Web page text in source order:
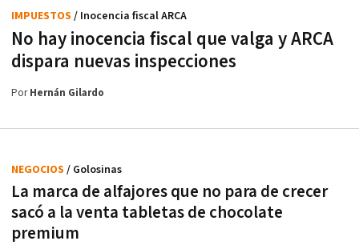
No hay inocencia fiscal que valga y ARCA
dispara nuevas inspecciones
IMPUESTOS / Inocencia fiscal ARCA
PorHernán Gilardo
La marca de alfajores que no para de crecer
sacó a la venta tabletas de chocolate
premium
NEGOCIOS / Golosinas